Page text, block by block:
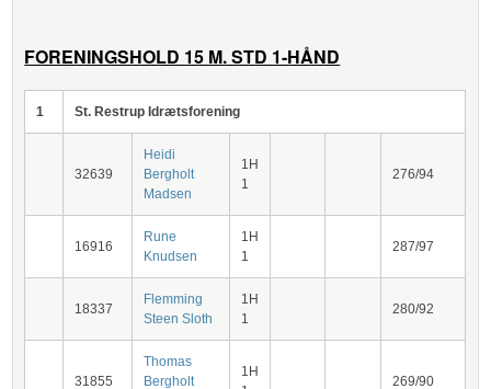
FORENINGSHOLD 15 M. STD 1-HÅND
1 St. Restrup Idrætsforening
32639
Heidi
Bergholt
Madsen
1H
1
276/94
16916
Rune
Knudsen
1H
1
287/97
18337
Flemming
Steen Sloth
1H
1
280/92
31855
Thomas
Bergholt
1H
269/90